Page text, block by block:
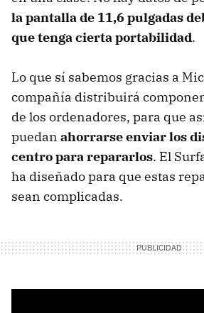
la pantalla de 11,6 pulgadas
que tenga cierta portabilidad.
Lo que sí sabemos gracias a
compañía distribuirá
de los ordenadores, para que
puedan ahorrarse enviar los
centro para repararlos. El
ha diseñado para que estas
sean complicadas.